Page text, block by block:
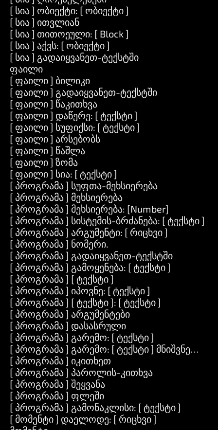
[ სია ] ობიექტი: [ ობიექტი ]
[ სია ] ითვლიან
[ სია ] თითოეული: [ Block ]
[ სია ] აქვს: [ ობიექტი ]
[ სია ] გადაიყვანეთ-ტექსტში
ფაილი
[ ფაილი ] ბილიკი
[ ფაილი ] გადაიყვანეთ-ტექსტში
[ ფაილი ] წაკითხვა
[ ფაილი ] დაწერე: [ ტექსტი ]
[ ფაილი ] სუფიქსი: [ ტექსტი ]
[ ფაილი ] არსებობს
[ ფაილი ] წაშლა
[ ფაილი ] ზომა
[ ფაილი ] სია: [ ტექსტი ]
[ პროგრამა ] სუფთა-მეხსიერება
[ პროგრამა ] მეხსიერება
[ პროგრამა ] მეხსიერება: [Number]
[ პროგრამა ] სისტემის-ბრძანება: [ ტექსტი ]
[ პროგრამა ] არგუმენტი: [ რიცხვი ]
[ პროგრამა ] ნომერი.
[ პროგრამა ] გადაიყვანეთ-ტექსტში
[ პროგრამა ] გამოყენება: [ ტექსტი ]
[ პროგრამა ] [ ტექსტი ]
[ პროგრამა ] იპოვნე: [ ტექსტი ]
[ პროგრამა ] [ ტექსტი ]: [ ტექსტი ]
[ პროგრამა ] არგუმენტები
[ პროგრამა ] დასასრული
[ პროგრამა ] გარემო: [ ტექსტი ]
[ პროგრამა ] გარემო: [ ტექსტი ]
[ პროგრამა ] იკითხეთ
[ პროგრამა ] პაროლის-კითხვა
[ პროგრამა ] შეყვანა
[ პროგრამა ] ფლეში
[ პროგრამა ] გამონაკლისი: [ ტექსტი ]
[ მომენტი ] დაელოდე: [ რიცხვი ]